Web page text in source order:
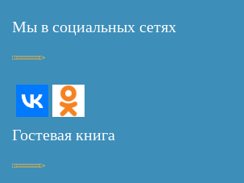
Мы в социальных сетях
Гостевая книга